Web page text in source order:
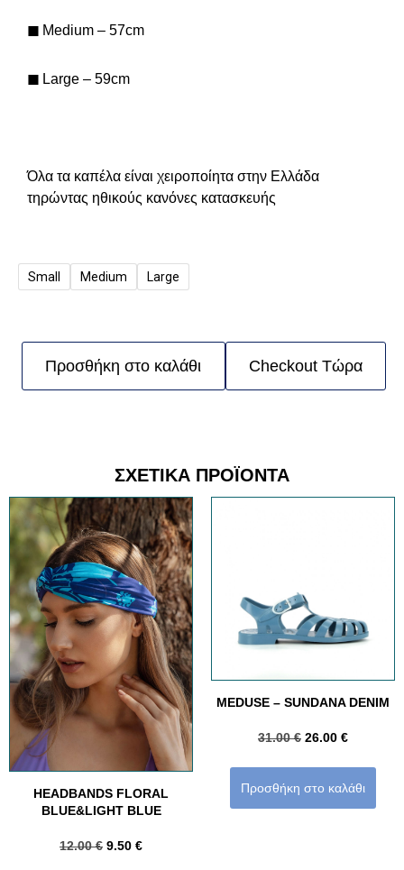
◼ Medium – 57cm
◼ Large – 59cm
Όλα τα καπέλα είναι χειροποίητα στην Ελλάδα
τηρώντας ηθικούς κανόνες κατασκευής
Small Medium Large
Προσθήκη στο καλάθι Checkout Τώρα
ΣΧΕΤΙΚΆ ΠΡΟΪΌΝΤΑ
HEADBANDS FLORAL
BLUE&LIGHT BLUE
12.00€ 9.50 €
MEDUSE – SUNDANA DENIM
31.00€ 26.00 €
Προσθήκη στο καλάθι